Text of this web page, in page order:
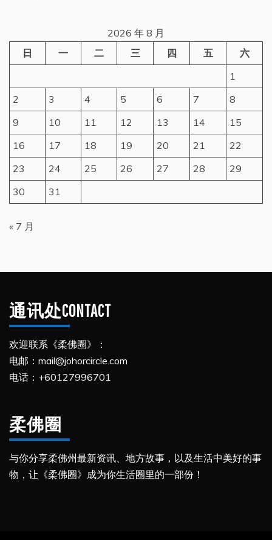
2026 年 8 月
日
一 二 三 四 五
六
1
2
3 4 5 6 7
8
9
10 11 12 13 14
15
16
17 18 19 20 21
22
23
24 25 26 27 28
29
30
31
« 7 月
通讯处CONTACT
欢迎联系《柔佛圈》：
电邮：mail@johorcircle.com
电话：+60127996701
柔佛圈
与你分享柔佛州最新资讯、地方故事，以及生活中美好的事
物，让《柔佛圈》成为你生活圈里的一部份！